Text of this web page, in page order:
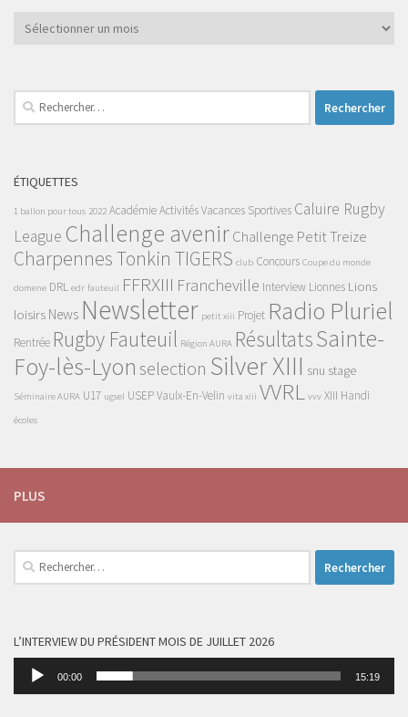
Archives
Rechercher :
ÉTIQUETTES
1 ballon pour tous 2022 AcadémieActivités Vacances Sportives Caluire Rugby
League Challenge avenirChallenge Petit Treize
Charpennes Tonkin TIGERS club Concours Coupe du monde
domene DRL edr fauteuil FFRXIII Francheville Interview Lionnes Lions
loisirs News Newsletter petit xiii Projet Radio Pluriel
Rentrée Rugby Fauteuil Région AURA RésultatsSainte-
Foy-lès-Lyon selection Silver XIII snu stage
Séminaire AURA U17 ugsel USEPVaulx-En-Velin vita xiii VVRL vvv XIII Handi
écoles
PLUS
Rechercher :
L’INTERVIEW DU PRÉSIDENT MOIS DE JUILLET 2026
Lecteur
00:00 15:19